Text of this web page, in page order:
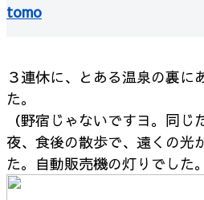
tomo
３連休に、とある温泉の裏に
た。
（野宿じゃないですヨ。同じ
夜、食後の散歩で、遠くの光
た。 自動販売機の灯りでした。